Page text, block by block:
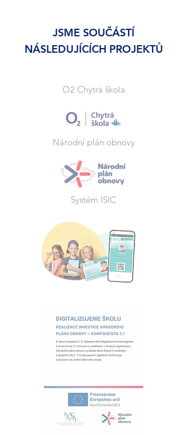
JSME SOUČÁSTÍ
NÁSLEDUJÍCÍCH PROJEKTŮ
O2 Chytrá škola
Národní plán obnovy
Systém ISIC